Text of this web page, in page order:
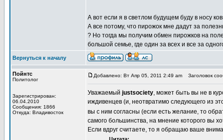
А вот если я в светлом будущем буду в носу
А все потому, что пирожок мне дадут за
? Но тогда мы получим обмен пирожков на
большой семье, где один за всех и все за
Вернуться к началу
Пойнтс
Политолог
Зарегистрирован:
06.04.2010
Сообщения: 1866
Откуда: Владивосток
Добавлено: Вт Апр 05, 2011 2:49 am Заголовок
Уважаемый justsociety, может быть вы не в
иждивенцев (и, неотвратимо следующего из
вы с ним согласны (если есть желание, то
самого большинства, на мнение которого вы
Если вдруг считаете, то я обращаю ваше